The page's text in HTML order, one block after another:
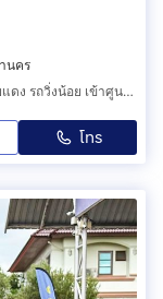
นคร
😍 2021 BMW 220I MSPORT 😍 รถมือเดียวออกป้ายแดง รถวิ่งน้อย เข้าศูนย์ทุกระยะ ไม่เคยมีอุบัติเหตุครับ
โทร